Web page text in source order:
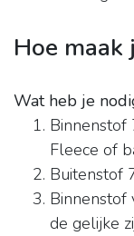
Hoe
Wat heb je
Binnenstof
Fleece of
Buitenstof
Binnenstof
de gelijke